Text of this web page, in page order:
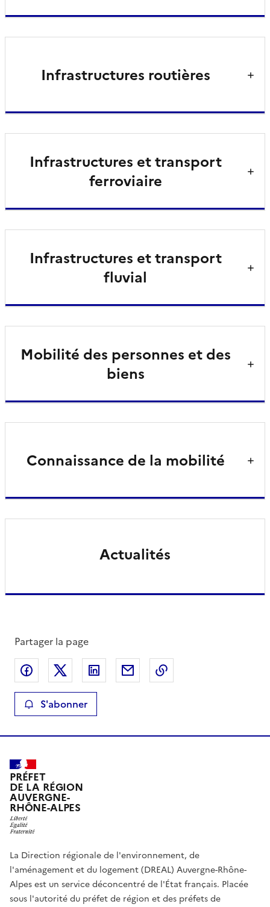
Infrastructures routières
Infrastructures et transport
ferroviaire
Infrastructures et transport
fluvial
Mobilité des personnes et des
biens
Connaissance de la mobilité
Actualités
Partager la page
Partager sur Facebook
Partager sur XPartager sur LinkedIn
Partager par email
S'abonner
PRÉFET
DE LA RÉGION
AUVERGNE-
RHÔNE-ALPES
La Direction régionale de l'environnement, de
l'aménagement et du logement (DREAL) Auvergne-Rhône-
Alpes est un service déconcentré de l'État français. Placée
sous l'autorité du préfet de région et des préfets de